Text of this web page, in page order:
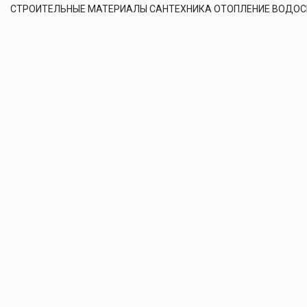
СТРОИТЕЛЬНЫЕ МАТЕРИАЛЫ САНТЕХНИКА ОТОПЛЕНИЕ